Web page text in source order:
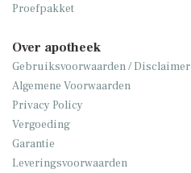
Proefpakket
Over apotheek
Gebruiksvoorwaarden / Disclaimer
Algemene Voorwaarden
Privacy Policy
Vergoeding
Garantie
Leveringsvoorwaarden